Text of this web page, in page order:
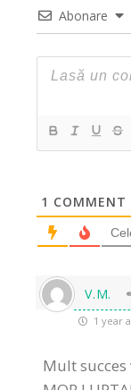
Abonare
1 COMMENT
V.M.
1 year
Mult succes